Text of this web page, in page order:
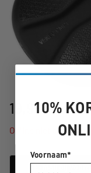
19,95
Online niet op
E-mail bij
10%
Voornaam*